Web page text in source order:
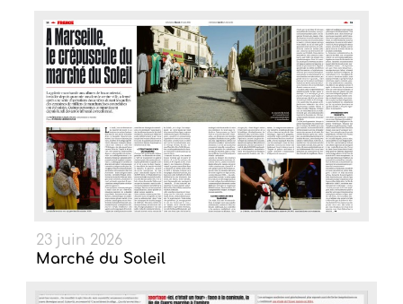
23 juin 2026
Marché du Soleil